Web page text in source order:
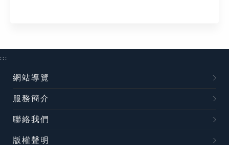
:::
網站導覽
服務簡介
聯絡我們
版權聲明